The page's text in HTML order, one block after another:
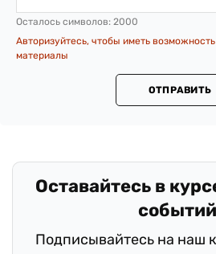
Осталось символов: 2000
Авторизуйтесь, чтобы иметь
материалы
ОТПРАВИТЬ
Оставайтесь в
Подписывайтесь на наш